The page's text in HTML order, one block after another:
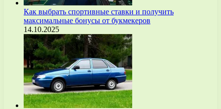
Как выбрать спортивные ставки и получить
максимальные бонусы от букмекеров
14.10.2025